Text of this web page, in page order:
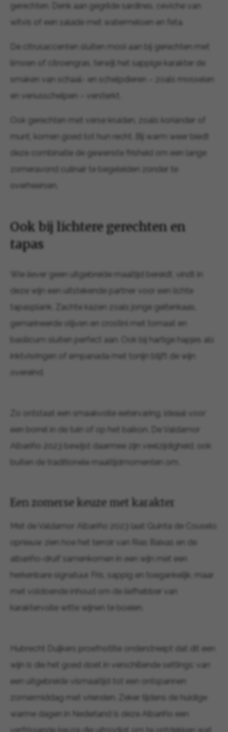
gerechten. Denk aan gegrilde sardines, ceviche van
witvis of een salade met watermeloen en feta.
De citrusaccenten sluiten mooi aan bij gerechten met
limoen of citroengras, terwijl het sappige karakter de
smaken van schaal- en schelpdieren – zoals mosselen
en venusschelpen – versterkt.
Ook gerechten met verse kruiden, zoals koriander of
munt, komen goed tot hun recht. Bij warm weer biedt
deze combinatie de gewenste frisheid om een lange
zomeravond culinair te begeleiden zonder te
overheersen.
Ook bij lichtere gerechten en
tapas
Wie liever geen uitgebreide maaltijd bereidt, vindt in
deze wijn een uitstekende partner voor een lichte
tapasplank. Zachte kazen zoals jonge geitenkaas,
gemarineerde olijven en crostini met tomaat en
basilicum sluiten perfect aan. Ook bij hartige hapjes als
inktvisringen of empanada met tonijn blijft de wijn
overeind.
Zo ontstaat een smaakvolle eetervaring, ideaal voor
een borrel in de tuin of op het balkon. De Valdamor
Albariño 2023 bewijst daarmee zijn veelzijdigheid, ook
buiten de traditionele maaltijdmomenten om.
Een zomerse keuze met karakter
Met de Valdamor Albariño 2023 laat Quinta de Couselo
opnieuw zien hoe het terroir van Rías Baixas en de
albariño-druif samenkomen in een wijn met een
herkenbare signatuur. Fris, sappig en toegankelijk, maar
met voldoende inhoud om de liefhebber van
karaktervolle witte wijnen te boeien.
Hubrecht Duijkers proefnotitie onderstreept dat dit een
wijn is die het goed doet in verschillende settings: van
een uitgebreide vismaaltijd tot een ontspannen
zomermiddag met vrienden. Zeker tijdens de huidige
warme dagen in Nederland is deze Albariño een